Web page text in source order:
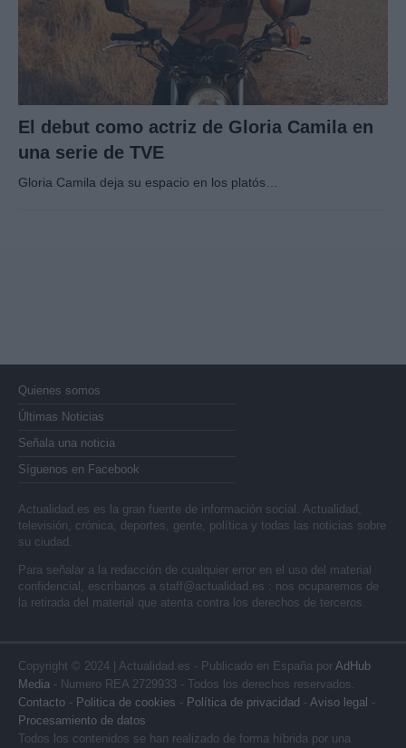
El debut como actriz de Gloria Camila en
una serie de TVE
Gloria Camila deja su espacio en los platós…
Quienes somos
Últimas Noticias
Señala una noticia
Síguenos en Facebook
Actualidad.es es la gran fuente de información social. Actualidad,
televisión, crónica, deportes, gente, política y todas las noticias sobre
su ciudad.
Para señalar a la redacción de cualquier error en el uso del material
confidencial, escríbanos a staff@actualidad.es : nos ocuparemos de
la retirada del material que atenta contra los derechos de terceros.
Copyright © 2024 | Actualidad.es - Publicado en España por AdHub
Media - Numero REA 2729933 - Todos los derechos reservados.
Contacto - Politica de cookies - Política de privacidad - Aviso legal -
Procesamiento de datos
Todos los contenidos se han realizado de forma híbrida por una